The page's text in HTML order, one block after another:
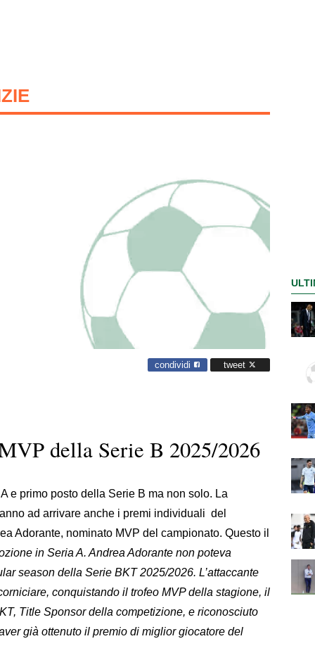
condividi tweet
della Serie B 2025/2026
e primo posto della Serie B ma non solo. La
ad arrivare anche i premi individuali del
Adorante, nominato MVP del campionato. Questo il
in Seria A. Andrea Adorante non poteva
season della Serie BKT 2025/2026. L’attaccante
conquistando il trofeo MVP della stagione, il
Title Sponsor della competizione, e riconosciuto
già ottenuto il premio di miglior giocatore del